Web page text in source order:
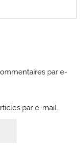
par e-
par e-mail.